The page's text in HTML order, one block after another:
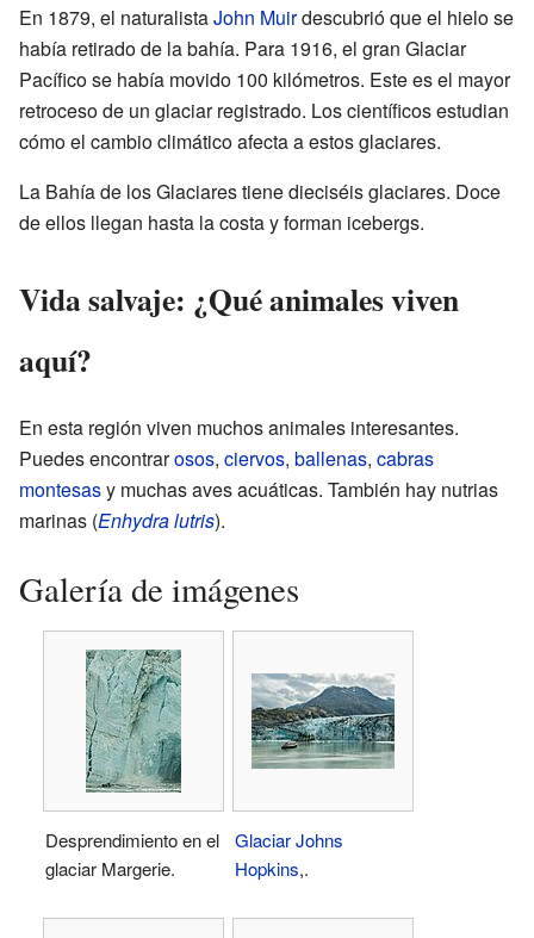
En 1879, el naturalistaJohn Muirdescubrió que el hielo se
había retirado de la bahía. Para 1916, el gran Glaciar
Pacífico se había movido 100 kilómetros. Este es el mayor
retroceso de un glaciar registrado. Los científicos estudian
cómo el cambio climático afecta a estos glaciares.
La Bahía de los Glaciares tiene dieciséis glaciares. Doce
de ellos llegan hasta la costa y forman icebergs.
Vida salvaje: ¿Qué animales viven
aquí?
En esta región viven muchos animales interesantes.
Puedes encontrarosos, ciervos, ballenas, cabras
montesasy muchas aves acuáticas. También hay nutrias
marinas (Enhydra lutris).
Galería de imágenes
Desprendimiento en el
glaciar Margerie.
Glaciar Johns
Hopkins,.